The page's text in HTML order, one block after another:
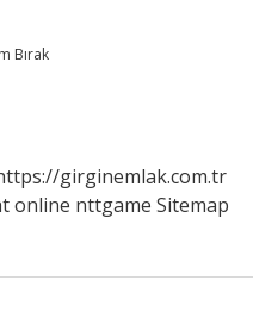
Bırak
girginemlak.com.tr
online nttgame Sitemap